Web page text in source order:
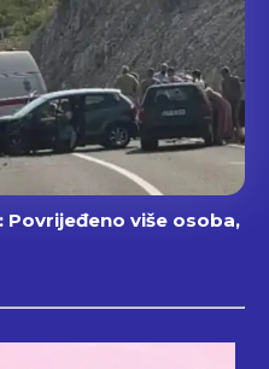
Povrijeđeno više osoba,